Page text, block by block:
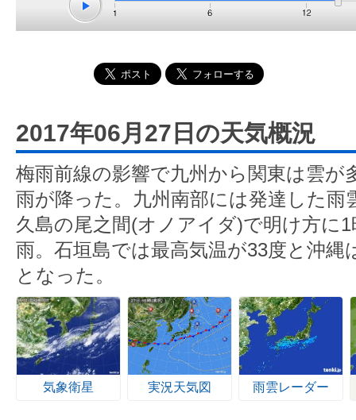
2017年06月27日の天気概況
梅雨前線の影響で九州から関東は雲が
雨が降った。九州南部には発達した雨
久島の尾之間(オノアイダ)で明け方に
雨。石垣島では最高気温が33度と沖縄
となった。
気象衛星 実況天気図 雨雲レーダー